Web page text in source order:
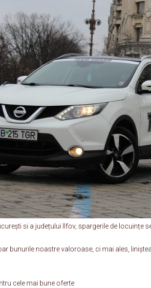
si a județului Ilfov, spargerile de locuințe
bunurile noastre valoroase, ci mai ales,
cele mai bune oferte